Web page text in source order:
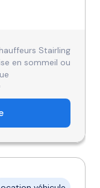
Stairling
en sommeil ou